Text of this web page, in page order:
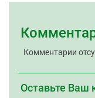
Комментарии
Оставьте Ваш